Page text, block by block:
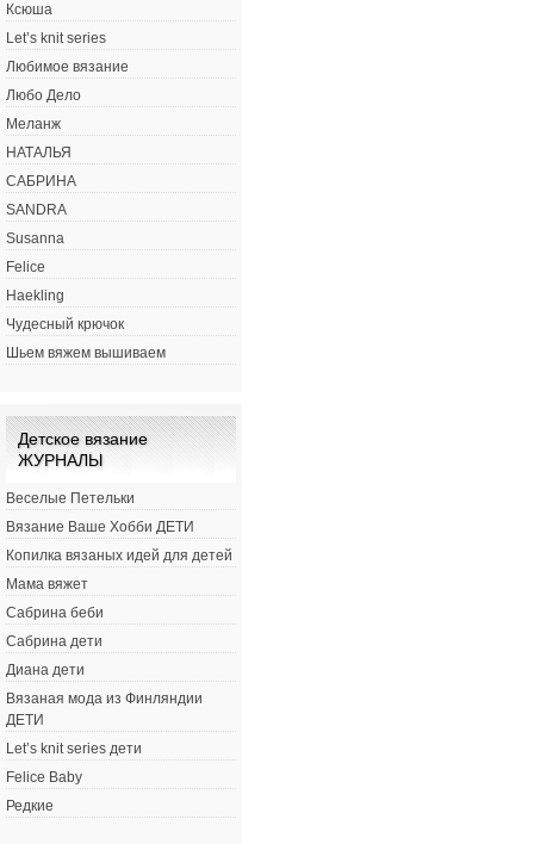
Ксюша
Let’s knit series
Любимое вязание
Любо Дело
Меланж
НАТАЛЬЯ
САБРИНА
SANDRA
Susanna
Felice
Haekling
Чудесный крючок
Шьем вяжем вышиваем
Детское вязание
ЖУРНАЛЫ
Веселые Петельки
Вязание Ваше Хобби ДЕТИ
Копилка вязаных идей для детей
Мама вяжет
Сабрина беби
Сабрина дети
Диана дети
Вязаная мода из Финляндии
ДЕТИ
Let’s knit series дети
Felice Baby
Редкие